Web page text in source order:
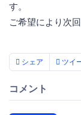
す。
ご希望により次
シェア ツイ
コメント